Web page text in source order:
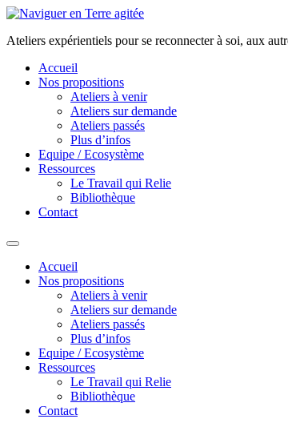
Aller
contenu
Ateliers expérientiels pour se reconnecter à soi, aux
Accueil
Nos propositions
Ateliers à venir
Ateliers sur demande
Ateliers passés
Plus d’infos
Equipe / Ecosystème
Ressources
Le Travail qui Relie
Bibliothèque
Contact
Accueil
Nos propositions
Ateliers à venir
Ateliers sur demande
Ateliers passés
Plus d’infos
Equipe / Ecosystème
Ressources
Le Travail qui Relie
Bibliothèque
Contact